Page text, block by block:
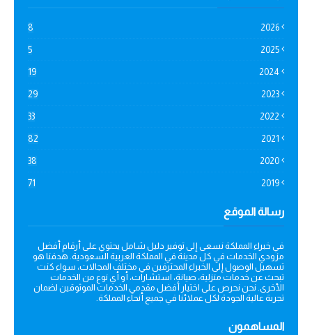
2026
8
2025
5
2024
19
2023
29
2022
33
2021
82
2020
38
2019
71
رسالة الموقع
في خبراء المملكة نسعى إلى توفير دليل شامل يحتوي على أرقام أفضل
مزودي الخدمات في كل مدينة في المملكة العربية السعودية. هدفنا هو
تسهيل الوصول إلى الخبراء المحترفين في مختلف المجالات، سواء كنت
تبحث عن خدمات منزلية، صيانة، استشارات، أو أي نوع من الخدمات
الأخرى. نحن نحرص على اختيار أفضل مقدمي الخدمات الموثوقين لضمان
تجربة عالية الجودة لكل عملائنا في جميع أنحاء المملكة.
المساهمون